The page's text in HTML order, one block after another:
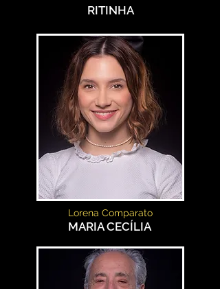
RITINHA
Lorena Comparato
MARIA CECÍLIA